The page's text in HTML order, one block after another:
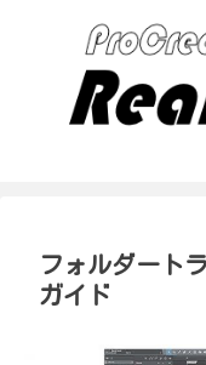
フォルダート
ガイド